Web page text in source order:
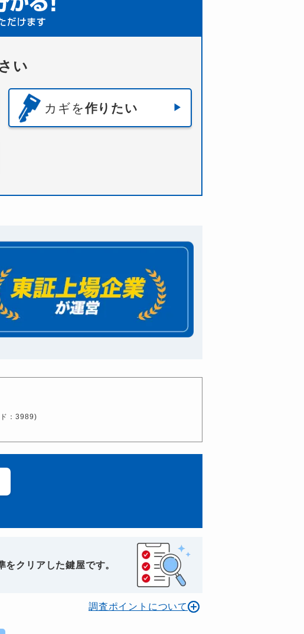
い
カギを作りたい
：3989)
クリアした鍵屋です。
調査ポイントについて